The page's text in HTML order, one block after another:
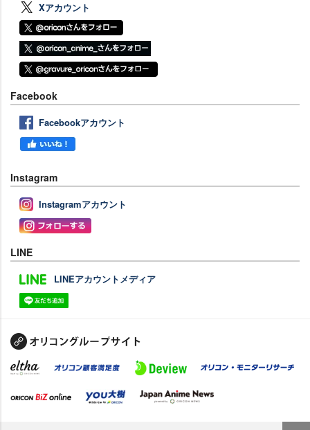
Xアカウント
Facebook
Facebookアカウント
Instagram
Instagramアカウント
LINE
LINEアカウントメディア